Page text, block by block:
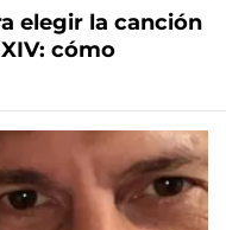
elegir la canción
cómo